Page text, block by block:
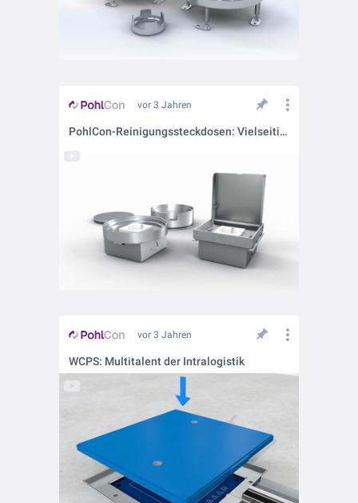
vor 3 Jahren
PohlCon-Reinigungssteckdosen: Vielseitigkeit für Ihre Raumgestaltung
vor 3 Jahren
WCPS: Multitalent der Intralogistik